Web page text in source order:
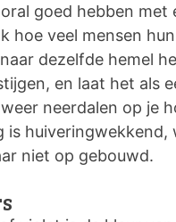
goed hebben met
hoe veel mensen
dezelfde hemel
en laat het als
neerdalen op je
is huiveringwekkend,
niet op gebouwd.